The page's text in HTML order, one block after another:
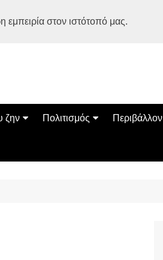
εμπειρία στον ιστότοπό μας.
ζην Πολιτισμός
Εκδηλώσεις
Περιβάλλον
Οικολογία